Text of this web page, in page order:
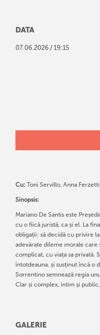
DATA
07.06.2026 / 19:15
Cu: Toni Servillo, Anna
Sinopsis:
Mariano De Santis este
cu o fiică juristă, ca și el. La
obligații: să decidă cu privire
adevărate dileme morale
complicat, cu viața sa privată.
întotdeauna, și susținut încă o
Sorrentino semnează regia
Clar și complex, intim și
GALERIE